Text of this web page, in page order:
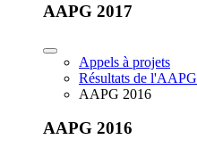
AAPG 2017
Appels à projets
Résultats de l'AAPG
AAPG 2016
AAPG 2016